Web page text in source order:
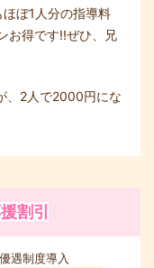
ぼ1人分の指導料
お得です!!ぜひ、兄
、2人で2000円にな
割引
遇制度導入